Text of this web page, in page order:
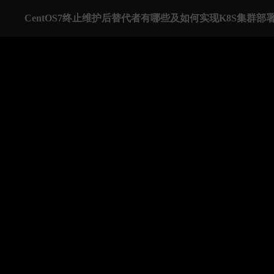
CentOS7终止维护后替代者有哪些及如何实现K8S集群部